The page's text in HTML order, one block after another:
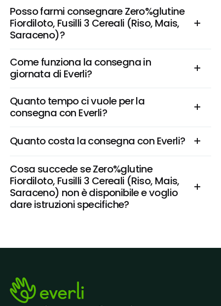
Posso farmi consegnare Zero%glutine
Fiordiloto, Fusilli 3 Cereali (Riso, Mais,
Saraceno)?
Come funziona la consegna in
giornata di Everli?
Quanto tempo ci vuole per la
consegna con Everli?
Quanto costa la consegna con Everli?
Cosa succede se Zero%glutine
Fiordiloto, Fusilli 3 Cereali (Riso, Mais,
Saraceno) non è disponibile e voglio
dare istruzioni specifiche?